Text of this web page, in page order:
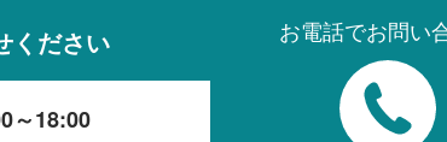
ください
～18:00
お電話でお問い